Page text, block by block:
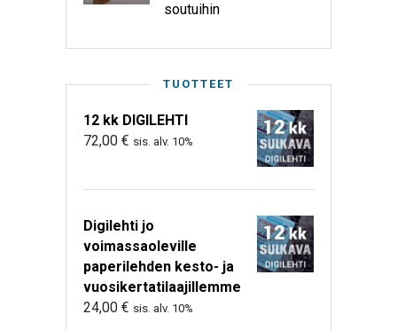
soutuihin
TUOTTEET
12 kk DIGILEHTI
72,00 € sis. alv. 10%
Digilehti jo
voimassaoleville
paperilehden kesto- ja
vuosikertatilaajillemme
24,00 € sis. alv. 10%